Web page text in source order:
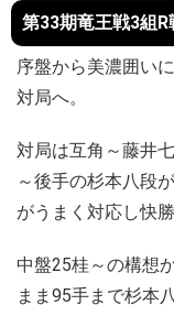
第33期竜王戦3組R
序盤から美濃囲い
対局へ。
対局は互角～藤井
～後手の杉本八段
がうまく対応し快勝
中盤25桂～の構想
まま95手まで杉本